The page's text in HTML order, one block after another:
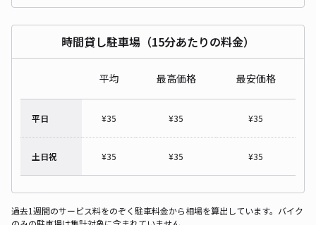
時間貸し駐車場（15分あたりの料金）
平均 最高価格 最安価格
平日 ¥35 ¥35 ¥35
土日祝 ¥35 ¥35 ¥35
過去1週間のサービス料をのぞく駐車料金から相場を算出しています。バイク